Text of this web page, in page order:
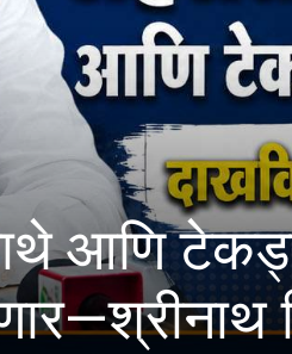
निवासी
भिमाले